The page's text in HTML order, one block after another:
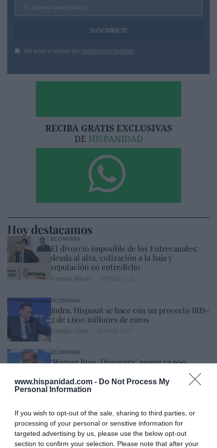
www.hispanidad.com - Do Not Process My
Personal Information
If you wish to opt-out of the sale, sharing to third parties, or
processing of your personal or sensitive information for
targeted advertising by us, please use the below opt-out
section to confirm your selection. Please note that after your
Tu correo electrónico...
He leído y acepto las condiciones legales
Hoy destacamos
ECONOMÍA
El divorcio imposible de los Entrecanales:
deuda al alza, cotización a la baja y
reputación en entredicho
ECONOMÍA
Indra. Hispasat se hace con un proyecto IRIS-
2 de 1.600 millones de euros
ECONOMÍA
‘Warner Bros. Discovery’ asume ya 600
Paramount
Cristina Martín
ECONOMÍA
La ‘low cost’ británica easyJet pasará a manos
del peor fondo posible: Apollo... pero no
podrá hacerse con el control total